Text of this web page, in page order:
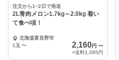
注文から1~2日で発送
2L青肉メロン1.7kg～2.0kg 着い
て食べ頃！
北海道富良野市
1玉 〜 2,160円 〜
+送料1,095円